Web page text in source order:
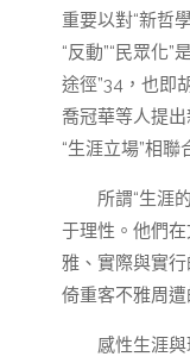
重要以對“新哲
“反動”“民眾化
途徑”34，也即
喬冠華等人提
“生涯立場”相聯
所謂“生涯
于理性。他們
雅、實際與實
倚重客不雅周
感性生涯